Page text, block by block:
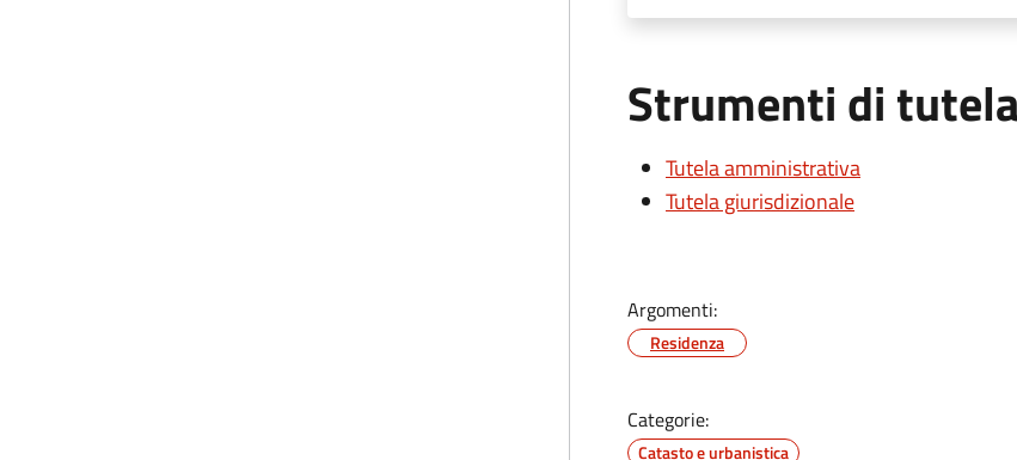
Strumenti di tutela
Tutela amministrativa
Tutela giurisdizionale
Argomenti:
Residenza
Categorie:
Catasto e urbanistica